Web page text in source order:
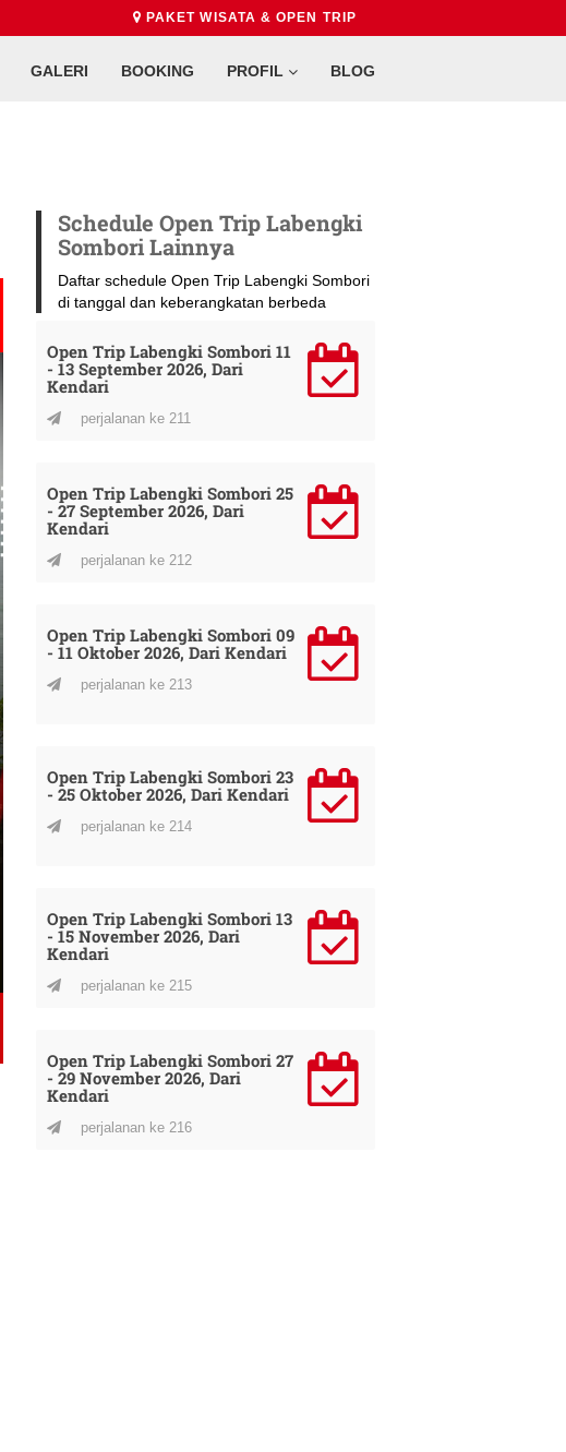
PAKET WISATA & OPEN TRIP
GALERI BOOKING PROFIL BLOG
Schedule Open Trip Labengki
Sombori Lainnya
Daftar schedule Open Trip Labengki Sombori
di tanggal dan keberangkatan berbeda
Open Trip Labengki Sombori 11
- 13 September 2026, Dari
Kendari
perjalanan ke 211
Open Trip Labengki Sombori 25
- 27 September 2026, Dari
Kendari
perjalanan ke 212
Open Trip Labengki Sombori 09
- 11 Oktober 2026, Dari Kendari
perjalanan ke 213
Open Trip Labengki Sombori 23
- 25 Oktober 2026, Dari Kendari
perjalanan ke 214
Open Trip Labengki Sombori 13
- 15 November 2026, Dari
Kendari
perjalanan ke 215
Open Trip Labengki Sombori 27
- 29 November 2026, Dari
Kendari
perjalanan ke 216